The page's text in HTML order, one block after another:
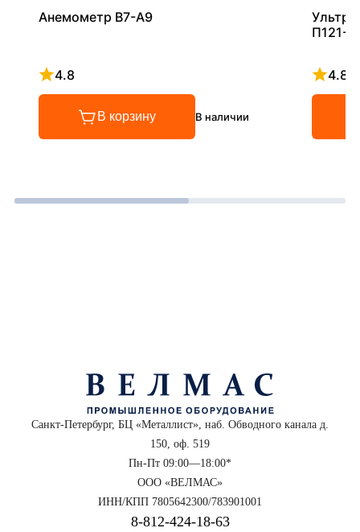
Анемометр В7-А9
4.8
Рейтинг 4.8 из 5
В корзину В наличии
П121-
4.8
Санкт-Петербург, БЦ «Металлист», наб. Обводного канала д.
150, оф. 519
Пн-Пт 09:00—18:00*
ООО «ВЕЛМАС»
ИНН/КПП 7805642300/783901001
8‑812‑424‑18‑63